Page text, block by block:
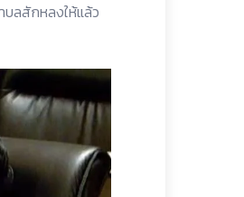
ลสักหลงให้แล้ว